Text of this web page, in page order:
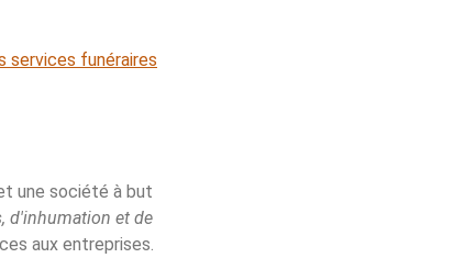
services funéraires
une société à but
d'inhumation et de
aux entreprises.